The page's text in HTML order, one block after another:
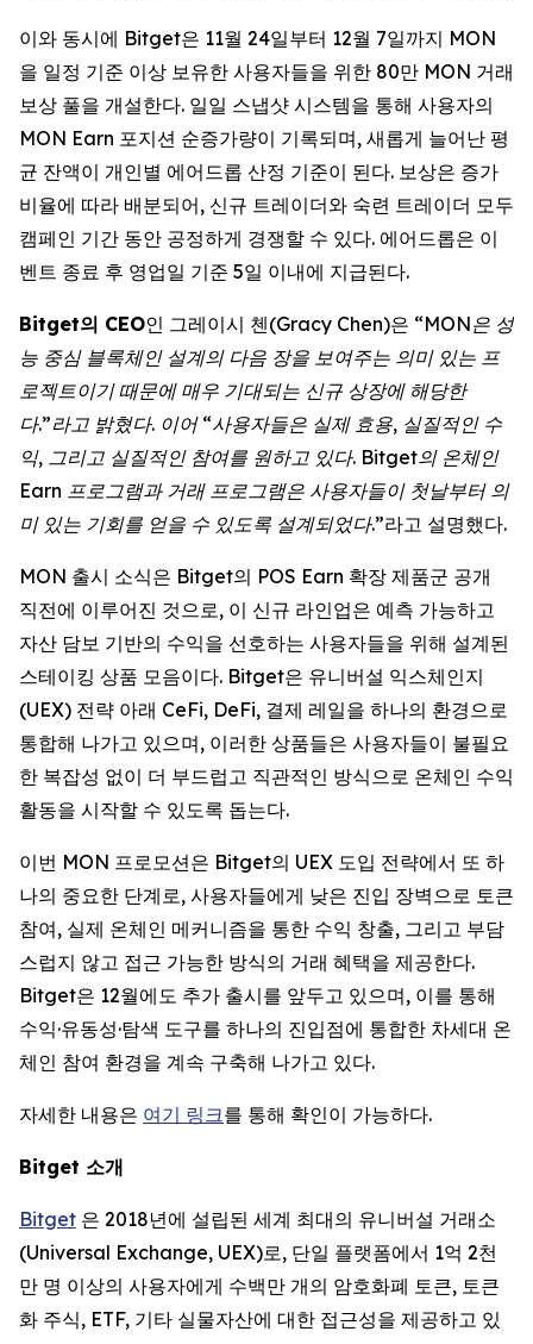
이와 동시에 Bitget은 11월 24일부터 12월 7일까지 MON
을 일정 기준 이상 보유한 사용자들을 위한 80만 MON 거래
보상 풀을 개설한다. 일일 스냅샷 시스템을 통해 사용자의
MON Earn 포지션 순증가량이 기록되며, 새롭게 늘어난 평
균 잔액이 개인별 에어드롭 산정 기준이 된다. 보상은 증가
비율에 따라 배분되어, 신규 트레이더와 숙련 트레이더 모두
캠페인 기간 동안 공정하게 경쟁할 수 있다. 에어드롭은 이
벤트 종료 후 영업일 기준 5일 이내에 지급된다.
Bitget의 CEO인 그레이시 첸(Gracy Chen)은 “MON은 성
능 중심 블록체인 설계의 다음 장을 보여주는 의미 있는 프
로젝트이기 때문에 매우 기대되는 신규 상장에 해당한
다.”라고 밝혔다. 이어 “사용자들은 실제 효용, 실질적인 수
익, 그리고 실질적인 참여를 원하고 있다. Bitget의 온체인
Earn 프로그램과 거래 프로그램은 사용자들이 첫날부터 의
미 있는 기회를 얻을 수 있도록 설계되었다.”라고 설명했다.
MON 출시 소식은 Bitget의 POS Earn 확장 제품군 공개
직전에 이루어진 것으로, 이 신규 라인업은 예측 가능하고
자산 담보 기반의 수익을 선호하는 사용자들을 위해 설계된
스테이킹 상품 모음이다. Bitget은 유니버설 익스체인지
(UEX) 전략 아래 CeFi, DeFi, 결제 레일을 하나의 환경으로
통합해 나가고 있으며, 이러한 상품들은 사용자들이 불필요
한 복잡성 없이 더 부드럽고 직관적인 방식으로 온체인 수익
활동을 시작할 수 있도록 돕는다.
이번 MON 프로모션은 Bitget의 UEX 도입 전략에서 또 하
나의 중요한 단계로, 사용자들에게 낮은 진입 장벽으로 토큰
참여, 실제 온체인 메커니즘을 통한 수익 창출, 그리고 부담
스럽지 않고 접근 가능한 방식의 거래 혜택을 제공한다.
Bitget은 12월에도 추가 출시를 앞두고 있으며, 이를 통해
수익·유동성·탐색 도구를 하나의 진입점에 통합한 차세대 온
체인 참여 환경을 계속 구축해 나가고 있다.
자세한 내용은 여기 링크를 통해 확인이 가능하다.
Bitget 소개
Bitget 은 2018년에 설립된 세계 최대의 유니버설 거래소
(Universal Exchange, UEX)로, 단일 플랫폼에서 1억 2천
만 명 이상의 사용자에게 수백만 개의 암호화폐 토큰, 토큰
화 주식, ETF, 기타 실물자산에 대한 접근성을 제공하고 있